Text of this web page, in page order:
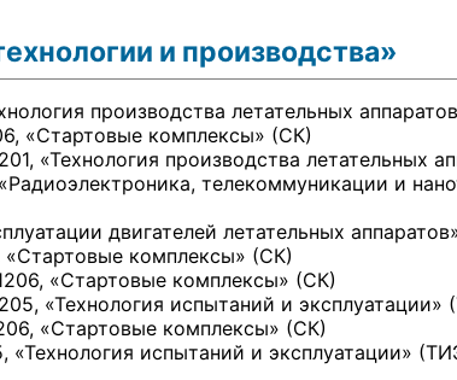
и производства»
производства летательных
«Стартовые комплексы» (СК)
«Технология производства летательных
телекоммуникации и
двигателей летательных
«Стартовые комплексы» (СК)
«Стартовые комплексы» (СК)
«Технология испытаний и эксплуатации»
«Стартовые комплексы» (СК)
«Технология испытаний и эксплуатации»